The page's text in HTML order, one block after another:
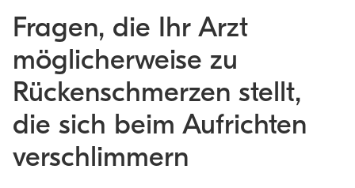
Fragen, die Ihr Arzt
möglicherweise zu
Rückenschmerzen stellt,
die sich beim Aufrichten
verschlimmern